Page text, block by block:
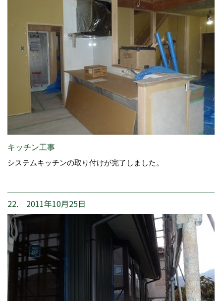
キッチン工事
システムキッチンの取り付けが完了しました。
22. 2011年10月25日